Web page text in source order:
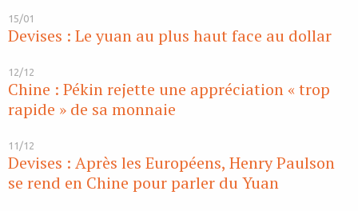
15/01
Devises : Le yuan au plus haut face au dollar
12/12
Chine : Pékin rejette une appréciation « trop
rapide » de sa monnaie
11/12
Devises : Après les Européens, Henry Paulson
se rend en Chine pour parler du Yuan